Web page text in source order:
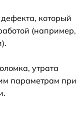
который
(например,
утрата
параметрам при